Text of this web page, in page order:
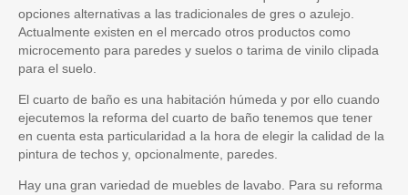
opciones alternativas a las tradicionales de gres o azulejo.
Actualmente existen en el mercado otros productos como
microcemento para paredes y suelos o tarima de vinilo clipada
para el suelo.
El cuarto de baño es una habitación húmeda y por ello cuando
ejecutemos la reforma del cuarto de baño tenemos que tener
en cuenta esta particularidad a la hora de elegir la calidad de la
pintura de techos y, opcionalmente, paredes.
Hay una gran variedad de muebles de lavabo. Para su reforma